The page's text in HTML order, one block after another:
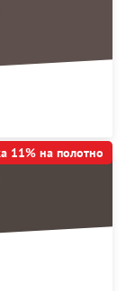
11% на полотно